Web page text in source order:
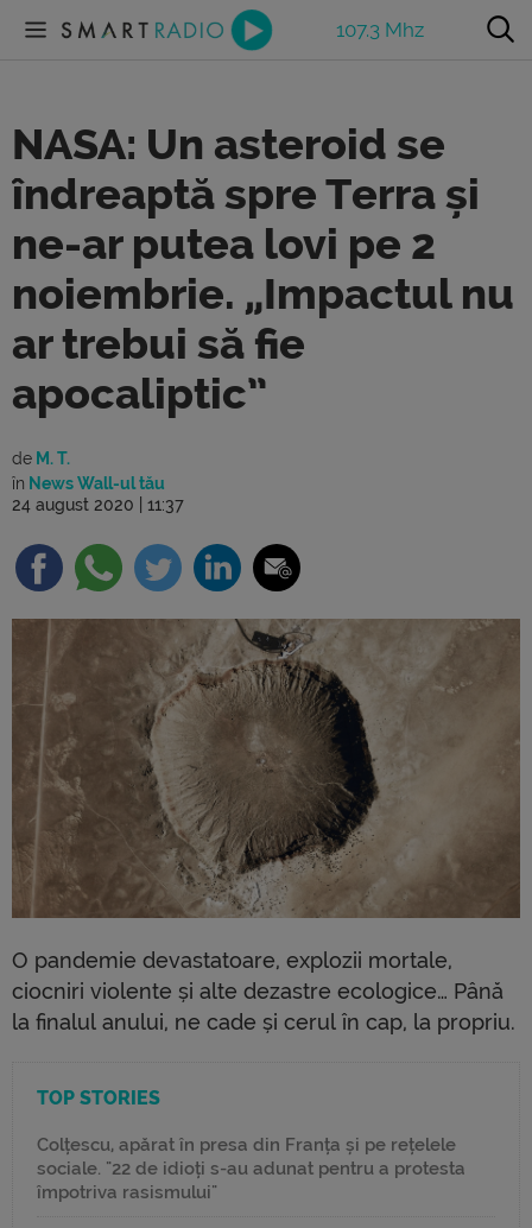
107.3 Mhz
NASA: Un asteroid se
îndreaptă spre Terra și
ne-ar putea lovi pe 2
noiembrie. „Impactul nu
ar trebui să fie
apocaliptic”
de M. T.
în News Wall-ul tău
24 august 2020 | 11:37
O pandemie devastatoare, explozii mortale,
ciocniri violente și alte dezastre ecologice… Până
la finalul anului, ne cade și cerul în cap, la propriu.
TOP STORIES
Colțescu, apărat în presa din Franța și pe rețelele
sociale. "22 de idioți s-au adunat pentru a protesta
împotriva rasismului"